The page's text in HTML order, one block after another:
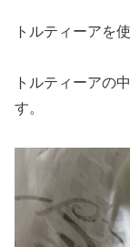
トルティーアを
トルティーアの
す。